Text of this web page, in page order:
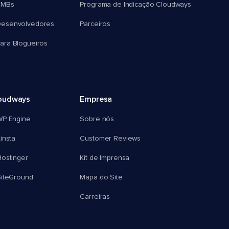
Blogueiros
Programa de Indicação Cloudways
Parceiros
Engine
Empresa
Sobre nós
Customer Reviews
Kit de Imprensa
Mapa do Site
Carreiras